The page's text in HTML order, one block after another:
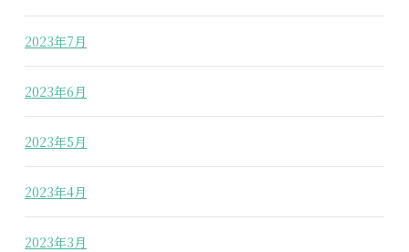
2023年7月
2023年6月
2023年5月
2023年4月
2023年3月